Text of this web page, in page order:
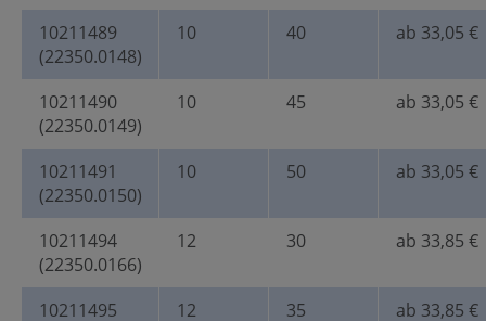
10211489
(22350.0148)
10 40 ab 33,05 €
10211490
(22350.0149)
10 45 ab 33,05 €
10211491
(22350.0150)
10 50 ab 33,05 €
10211494
(22350.0166)
12 30 ab 33,85 €
10211495
12 35 ab 33,85 €